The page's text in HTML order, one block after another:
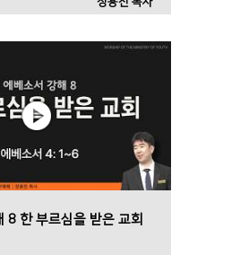
8 한 부르심을 받은 교회